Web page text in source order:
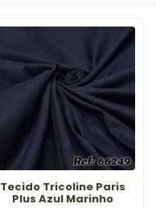
Tecido Tricoline Paris
Plus Azul Marinho